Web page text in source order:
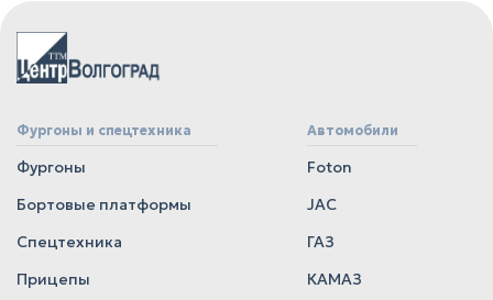
Фургоны и спецтехника
Фургоны
Бортовые платформы
Спецтехника
Прицепы
Автомобили
Foton
JAC
ГАЗ
КАМАЗ